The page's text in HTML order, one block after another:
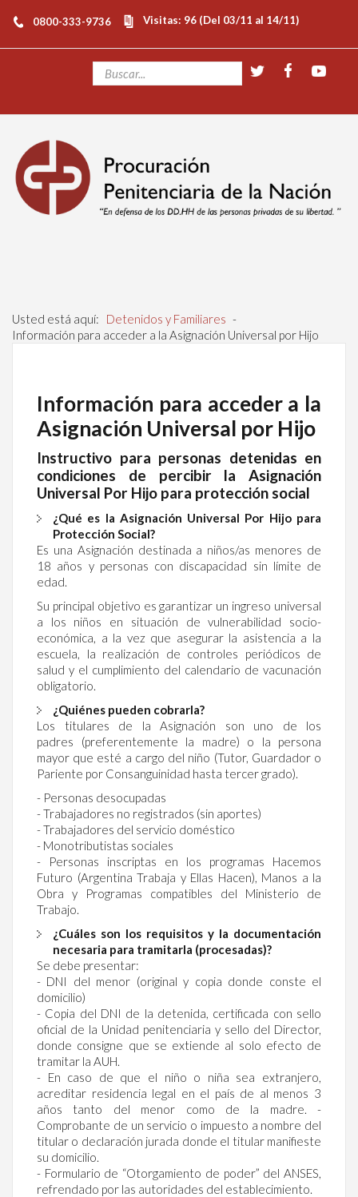
0800-333-9736 Visitas: 96 (Del 03/11 al 14/11)
Usted está aquí: Detenidos y Familiares -
Información para acceder a la Asignación Universal por Hijo
Información para acceder a la
Asignación Universal por Hijo
Instructivo para personas detenidas en
condiciones de percibir la Asignación
Universal Por Hijo para protección social
¿Qué es la Asignación Universal Por Hijo para
Protección Social?
Es una Asignación destinada a niños/as menores de
18 años y personas con discapacidad sin límite de
edad.
Su principal objetivo es garantizar un ingreso universal
a los niños en situación de vulnerabilidad socio-
económica, a la vez que asegurar la asistencia a la
escuela, la realización de controles periódicos de
salud y el cumplimiento del calendario de vacunación
obligatorio.
¿Quiénes pueden cobrarla?
Los titulares de la Asignación son uno de los
padres (preferentemente la madre) o la persona
mayor que esté a cargo del niño (Tutor, Guardador o
Pariente por Consanguinidad hasta tercer grado).
- Personas desocupadas
- Trabajadores no registrados (sin aportes)
- Trabajadores del servicio doméstico
- Monotributistas sociales
- Personas inscriptas en los programas Hacemos
Futuro (Argentina Trabaja y Ellas Hacen), Manos a la
Obra y Programas compatibles del Ministerio de
Trabajo.
¿Cuáles son los requisitos y la documentación
necesaria para tramitarla (procesadas)?
Se debe presentar:
- DNI del menor (original y copia donde conste el
domicilio)
- Copia del DNI de la detenida, certificada con sello
oficial de la Unidad penitenciaria y sello del Director,
donde consigne que se extiende al solo efecto de
tramitar la AUH.
- En caso de que el niño o niña sea extranjero,
acreditar residencia legal en el país de al menos 3
años tanto del menor como de la madre. -
Comprobante de un servicio o impuesto a nombre del
titular o declaración jurada donde el titular manifieste
su domicilio.
- Formulario de “Otorgamiento de poder” del ANSES,
refrendado por las autoridades del establecimiento.